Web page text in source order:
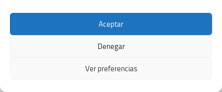
Aceptar
Denegar
Ver preferencias
Remember Monday
Rosa López